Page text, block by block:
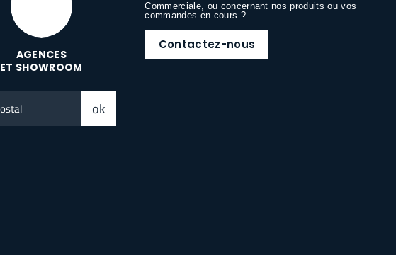
AGENCES
ET SHOWROOM
ok
Commerciale, ou concernant nos produits ou vos
commandes en cours ?
Contactez-nous